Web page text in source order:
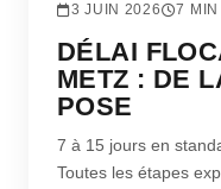
3 JUIN 2026 7 MIN
DÉLAI
METZ : DE
POSE
7 à 15 jours en
Toutes les étapes